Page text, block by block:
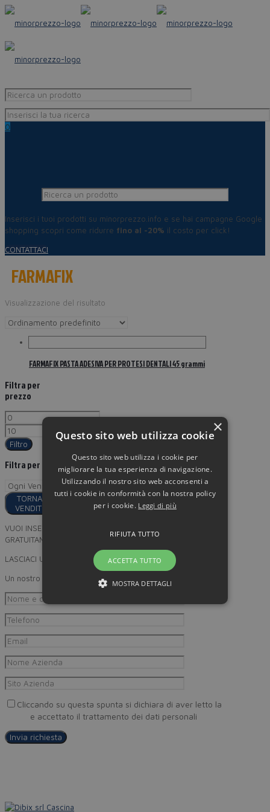
0
Inserisci i tuoi prodotti su minorprezzo.info e se hai campagne Google
shopping scopri come ridurre fino al -20% il costo per click!
CONTATTACI
FARMAFIX
Visualizzazione del risultato
FARMAFIX PASTA ADESIVA PER PROTESI DENTALI 45 grammi
Filtra per
prezzo
Filtro
Filtra per
TORNA AI
VENDITORI
VUOI INSERIRE I TUOI PRODOTTI
GRATUITAMENTE SU MINORPREZZO?
LASCIACI UN RECAPITO
Un nostro incaricato provvederà a ricontattarti
Cliccando su questa spunta si dichiara di aver letto la
e accettato il trattamento dei dati personali
×
Questo sito web utilizza cookie
Questo sito web utilizza i cookie per
migliorare la tua esperienza di navigazione.
Utilizzando il nostro sito web acconsenti a
tutti i cookie in conformità con la nostra policy
per i cookie. Leggi di più
ACCETTA TUTTO
RIFIUTA TUTTO
MOSTRA DETTAGLI